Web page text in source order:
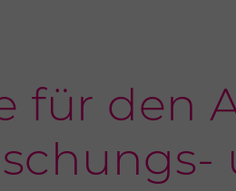
für den